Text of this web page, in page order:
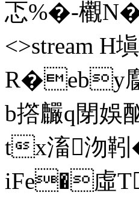
忑%�-欟
<>stream
R�eby麕
b撘麣q
tx滀沕
iFe�虛